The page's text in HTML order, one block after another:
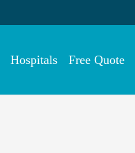
Hospitals Free Quote